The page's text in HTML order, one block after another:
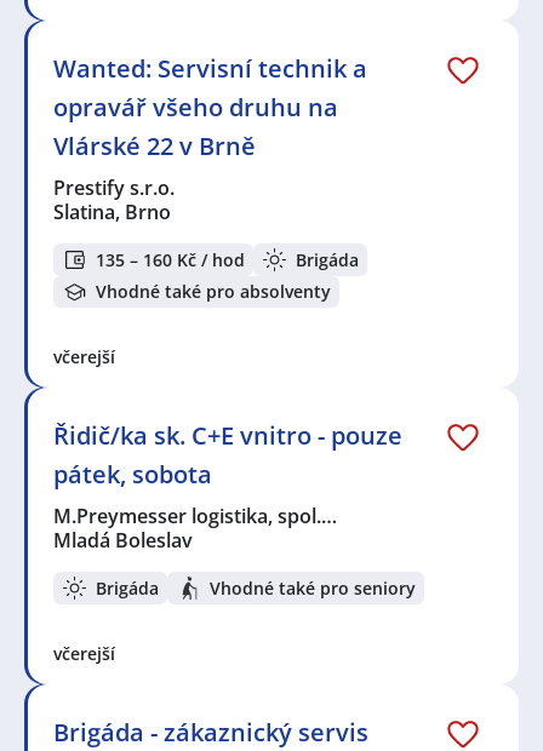
Wanted: Servisní technik a
opravář všeho druhu na
Vlárské 22 v Brně
Prestify s.r.o.
Slatina, Brno
135 – 160 Kč / hod
Brigáda
Vhodné také pro absolventy
včerejší
Řidič/ka sk. C+E vnitro - pouze
pátek, sobota
M.Preymesser logistika, spol.…
Mladá Boleslav
Brigáda Vhodné také pro seniory
včerejší
Brigáda - zákaznický servis